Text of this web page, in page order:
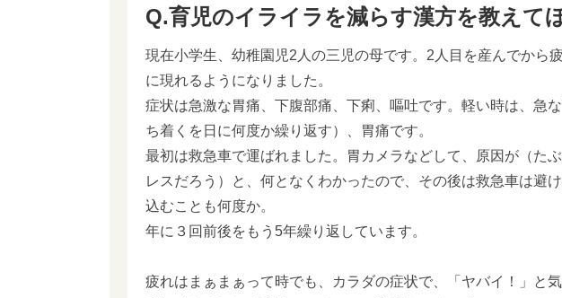
Q.育児のイライラを減らす漢方を教えて
現在小学生、幼稚園児2人の三児の母です。2人目を産んでから
に現れるようになりました。
症状は急激な胃痛、下腹部痛、下痢、嘔吐です。軽い時は、急
ち着くを日に何度か繰り返す）、胃痛です。
最初は救急車で運ばれました。胃カメラなどして、原因が（た
レスだろう）と、何となくわかったので、その後は救急車は避
込むことも何度か。
年に３回前後をもう5年繰り返しています。
疲れはまぁまぁって時でも、カラダの症状で、「ヤバイ！」と